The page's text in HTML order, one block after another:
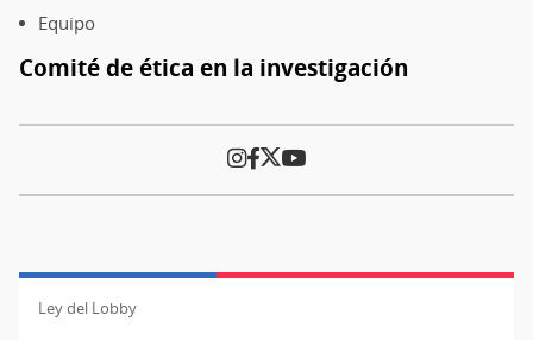
Equipo
Comité de ética en la investigación
Ley del Lobby